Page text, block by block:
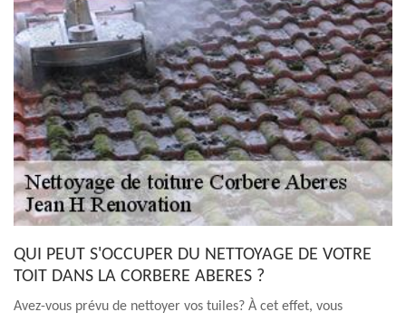
QUI PEUT S'OCCUPER DU NETTOYAGE DE VOTRE
TOIT DANS LA CORBERE ABERES ?
Avez-vous prévu de nettoyer vos tuiles? À cet effet, vous